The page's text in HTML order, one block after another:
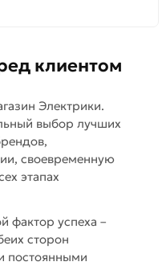
клиентом
Электрики.
выбор лучших
своевременную
этапах
фактор успеха –
сторон
постоянными